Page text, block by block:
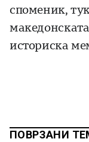
споменик,
историска
ПОВРЗАНИ